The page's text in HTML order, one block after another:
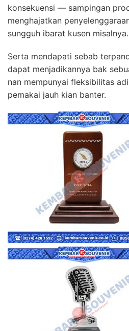
konsekuensi — sampingan
menghajatkan
sungguh ibarat kusen misalnya.
Serta mendapati sebab
dapat menjadikannya bak
nan mempunyai fleksibilitas
pemakai jauh kian banter.